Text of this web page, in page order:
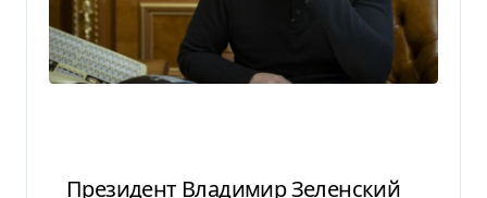
Президент Владимир Зеленский